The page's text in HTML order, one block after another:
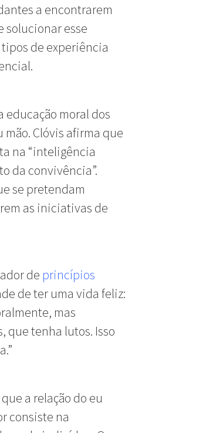
a encontrarem
solucionar esse
de experiência
moral dos
Clóvis afirma que
na “inteligência
da convivência”.
se pretendam
as iniciativas de
de princípios
de ter uma vida feliz:
mas
que tenha lutos. Isso
a relação do eu
consiste na